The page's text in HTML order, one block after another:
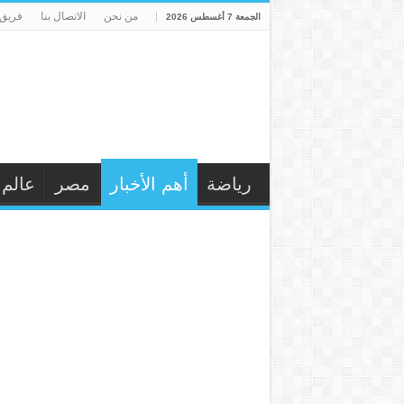
الجمعة 7 أغسطس 2026 من نحن الاتصال بنا
رياضة أهم الأخبار مصر عالم